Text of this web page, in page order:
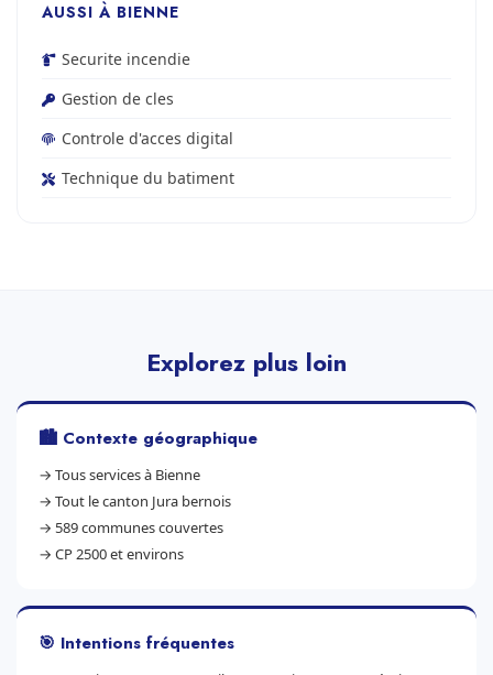
AUSSI À BIENNE
Securite incendie
Gestion de cles
Controle d'acces digital
Technique du batiment
Explorez plus loin
🏙️ Contexte géographique
→ Tous services à Bienne
→ Tout le canton Jura bernois
→ 589 communes couvertes
→ CP 2500 et environs
🎯 Intentions fréquentes